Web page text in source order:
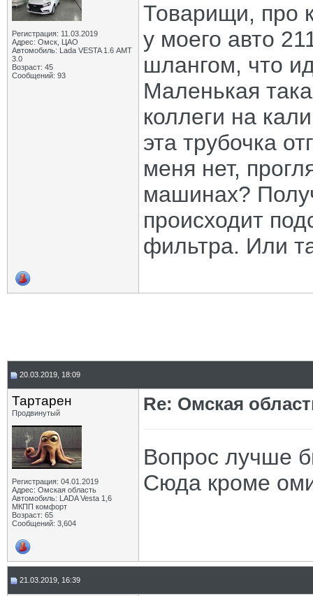
Регистрация: 11.03.2019
Адрес: Омск, ЦАО
Автомобиль: Lada VESTA 1.6 АМТ
3.0
Возраст: 45
Сообщений: 93
Товарищи, про
у моего авто
шлангом, что
Маленькая
коллеги на
эта трубочка
меня нет,
машинах?
происходит
фильтра. Или
20.03.2019, 18:09
Тартарен
Продвинутый
Регистрация: 04.01.2019
Адрес: Омская область
Автомобиль: LADA Vesta 1,6
МКПП комфорт
Возраст: 65
Сообщений: 3,604
Re: Омская
Вопрос лучше
Сюда кроме
21.03.2019, 16:39